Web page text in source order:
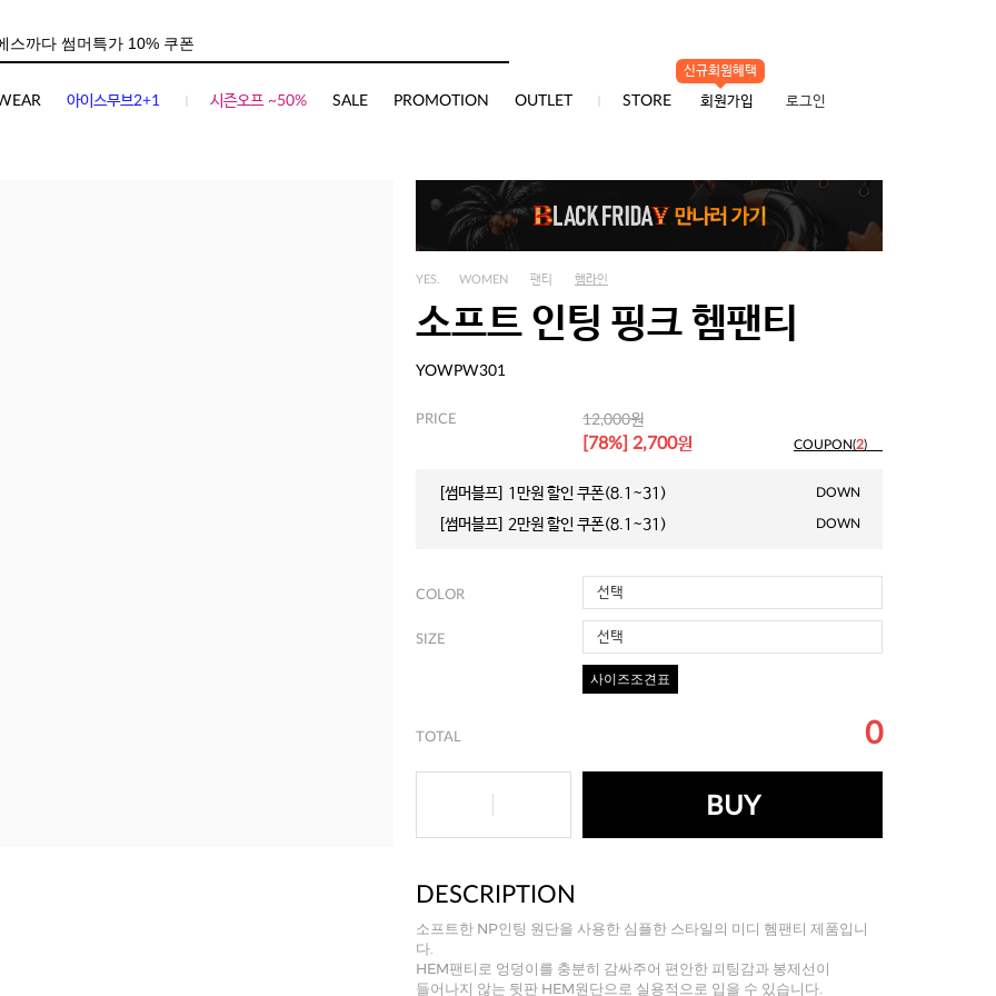
아이스무브2+1 시즌오프 ~50% SALE PROMOTION OUTLET STORE
신규회원혜택
회원가입 로그인
YES. WOMEN 팬티 햄라인
소프트 인팅 핑크 헴팬티
YOWPW301
PRICE 12,000원
[78%] 2,700원 COUPON(2)
[썸머블프] 1만원 할인 쿠폰(8.1~31) DOWN
[썸머블프] 2만원 할인 쿠폰(8.1~31) DOWN
COLOR 선택
SIZE 선택
사이즈조견표
TOTAL 0
BUY
DESCRIPTION
소프트한 NP인팅 원단을 사용한 심플한 스타일의 미디 헴팬티 제품입니
다.
HEM팬티로 엉덩이를 충분히 감싸주어 편안한 피팅감과 봉제선이
들어나지 않는 뒷판 HEM원단으로 실용적으로 입을 수 있습니다.